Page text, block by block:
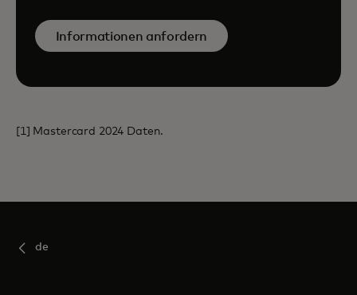
Informationen anfordern
[1] Mastercard 2024 Daten.
de